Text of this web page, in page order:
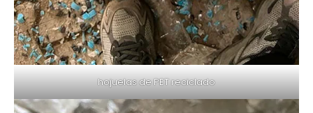
hojuelas de PET reciclado